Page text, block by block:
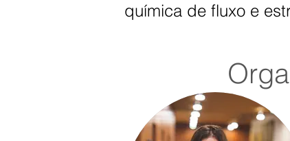
química de fluxo e